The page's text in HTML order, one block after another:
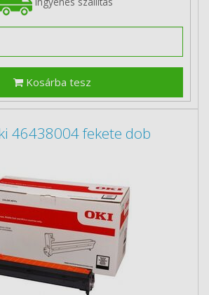
Kosárba tesz
46438004 fekete dob